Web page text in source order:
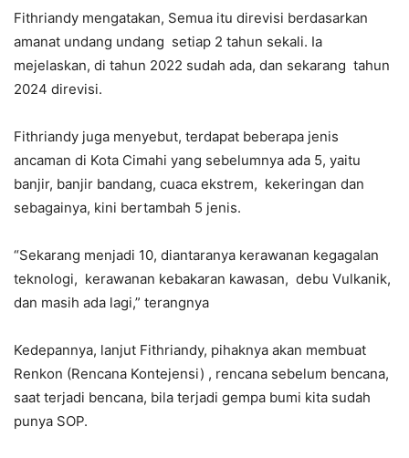
Fithriandy mengatakan, Semua itu direvisi berdasarkan
amanat undang undang setiap 2 tahun sekali. Ia
mejelaskan, di tahun 2022 sudah ada, dan sekarang tahun
2024 direvisi.
Fithriandy juga menyebut, terdapat beberapa jenis
ancaman di Kota Cimahi yang sebelumnya ada 5, yaitu
banjir, banjir bandang, cuaca ekstrem, kekeringan dan
sebagainya, kini bertambah 5 jenis.
“Sekarang menjadi 10, diantaranya kerawanan kegagalan
teknologi, kerawanan kebakaran kawasan, debu Vulkanik,
dan masih ada lagi,” terangnya
Kedepannya, lanjut Fithriandy, pihaknya akan membuat
Renkon (Rencana Kontejensi) , rencana sebelum bencana,
saat terjadi bencana, bila terjadi gempa bumi kita sudah
punya SOP.